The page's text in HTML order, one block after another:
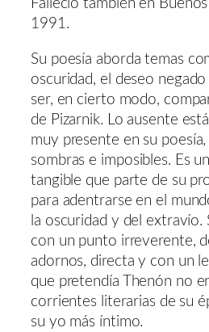
Falleció también en
1991.
Su poesía aborda temas
oscuridad, el deseo
ser, en cierto modo,
de Pizarnik. Lo ausente
muy presente en su
sombras e imposibles. Es
tangible que parte de su
para adentrarse en el
la oscuridad y del extravío.
con un punto irreverente,
adornos, directa y con un
que pretendía Thenón no
corrientes literarias de su
su yo más íntimo.